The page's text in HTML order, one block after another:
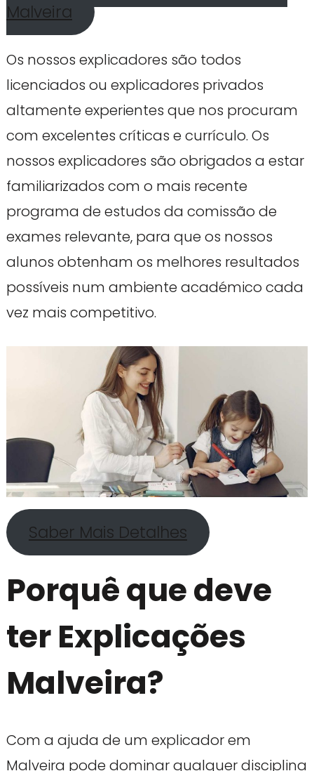
Malveira
Os nossos explicadores são todos
licenciados ou explicadores privados
altamente experientes que nos procuram
com excelentes críticas e currículo. Os
nossos explicadores são obrigados a estar
familiarizados com o mais recente
programa de estudos da comissão de
exames relevante, para que os nossos
alunos obtenham os melhores resultados
possíveis num ambiente académico cada
vez mais competitivo.
Saber Mais Detalhes
Porquê que deve
ter Explicações
Malveira?
Com a ajuda de um explicador em
Malveira pode dominar qualquer disciplina